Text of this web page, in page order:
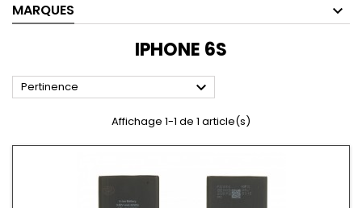
MARQUES
IPHONE 6S
Pertinence 
Affichage 1-1 de 1 article(s)